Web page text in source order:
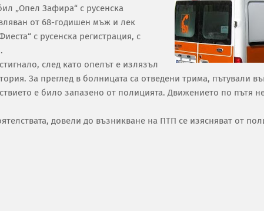
„Опел Зафира“ с русенска
от 68-годишен мъж и лек
с русенска регистрация, с
след като опелът е излязъл
За преглед в болницата са отведени трима, пътували
е било запазено от полицията. Движението по пътя
довели до възникване на ПТП се изясняват от